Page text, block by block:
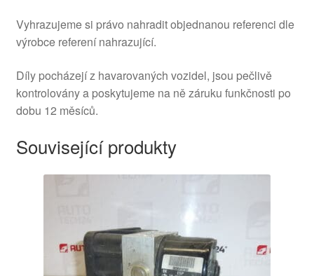
Vyhrazujeme si právo nahradit objednanou referenci dle
výrobce referení nahrazující.
Díly pocházejí z havarovaných vozidel, jsou pečlivě
kontrolovány a poskytujeme na ně záruku funkčnosti po
dobu 12 měsíců.
Související produkty